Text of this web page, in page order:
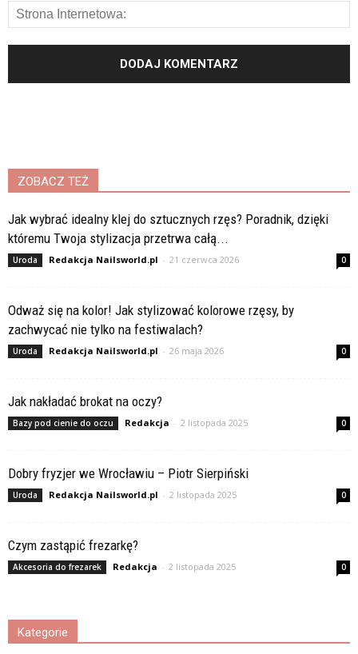
ZOBACZ TEŻ
Jak wybrać idealny klej do sztucznych rzęs? Poradnik, dzięki
któremu Twoja stylizacja przetrwa całą...
Uroda Redakcja Nailsworld.pl - 21 czerwca 2026 0
Odważ się na kolor! Jak stylizować kolorowe rzęsy, by
zachwycać nie tylko na festiwalach?
Uroda Redakcja Nailsworld.pl - 26 maja 2026 0
Jak nakładać brokat na oczy?
Bazy pod cienie do oczu Redakcja - 2 listopada 2025 0
Dobry fryzjer we Wrocławiu – Piotr Sierpiński
Uroda Redakcja Nailsworld.pl - 2 listopada 2025 0
Czym zastąpić frezarkę?
Akcesoria do frezarek Redakcja - 2 listopada 2025 0
Kategorie